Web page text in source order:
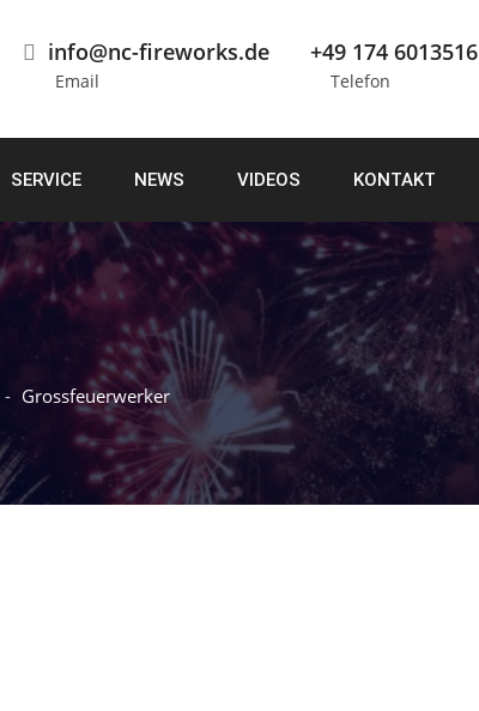
info@nc-fireworks.de
Email
+49 174 6013516
Telefon
SERVICE NEWS VIDEOS KONTAKT
Grossfeuerwerker